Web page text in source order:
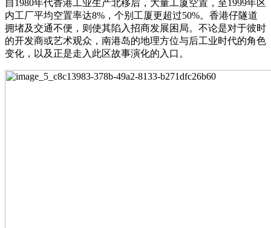
自1980年代香港工业生产北移后，大量工厦空置，至1999年区
内工厂平均空置率达8%，个别工厦更超过50%。香港仔隧道
拥堵及交通不便，则使其陷入招商发展困局。不论是对于彼时
的开发商或艺术观众，南港岛的地理方位与后工业时代的角色
变化，以及正是走入此区故事演化的入口。